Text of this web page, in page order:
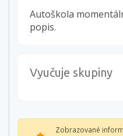
Autoškola
popis.
Zobrazované
Vyučuje skupiny